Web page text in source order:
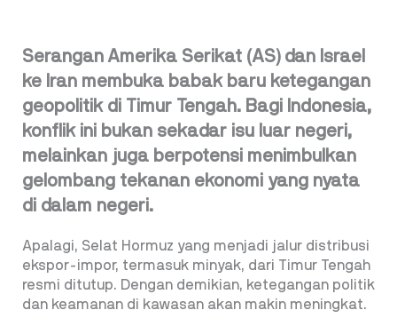
Serangan Amerika Serikat (AS) dan Israel
ke Iran membuka babak baru ketegangan
geopolitik di Timur Tengah. Bagi Indonesia,
konflik ini bukan sekadar isu luar negeri,
melainkan juga berpotensi menimbulkan
gelombang tekanan ekonomi yang nyata
di dalam negeri.
Apalagi, Selat Hormuz yang menjadi jalur distribusi
ekspor-impor, termasuk minyak, dari Timur Tengah
resmi ditutup. Dengan demikian, ketegangan politik
dan keamanan di kawasan akan makin meningkat.